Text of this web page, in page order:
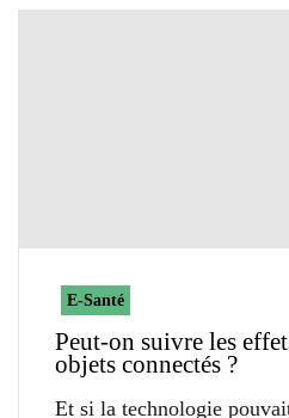
E-Santé
Peut-on suivre les
objets connectés ?
Et si la technologie